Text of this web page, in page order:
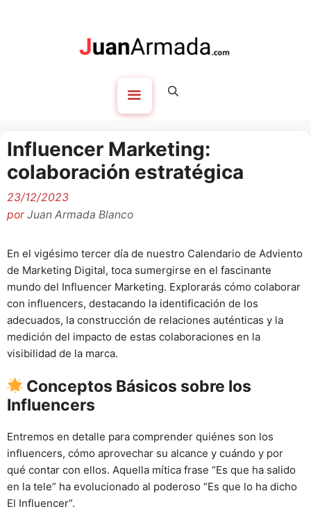
Influencer Marketing:
colaboración estratégica
23/12/2023
porJuan Armada Blanco
En el vigésimo tercer día de nuestro Calendario de Adviento
de Marketing Digital, toca sumergirse en el fascinante
mundo del Influencer Marketing. Explorarás cómo colaborar
con influencers, destacando la identificación de los
adecuados, la construcción de relaciones auténticas y la
medición del impacto de estas colaboraciones en la
visibilidad de la marca.
Conceptos Básicos sobre los
Influencers
Entremos en detalle para comprender quiénes son los
influencers, cómo aprovechar su alcance y cuándo y por
qué contar con ellos. Aquella mítica frase “Es que ha salido
en la tele” ha evolucionado al poderoso “Es que lo ha dicho
El Influencer”.